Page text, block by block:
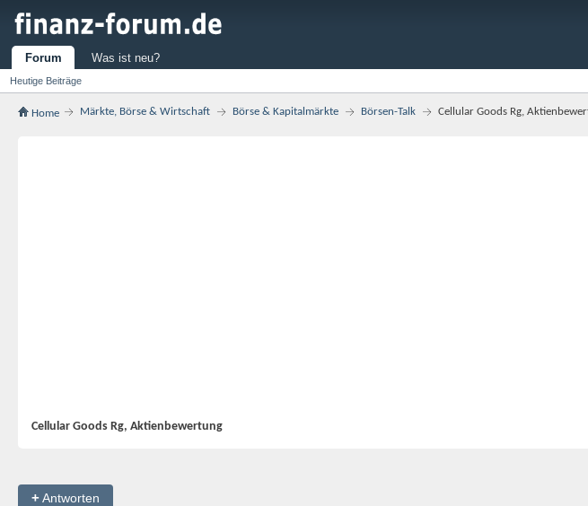
Forum
Heutige Beiträge
Was ist neu?
Home Märkte, Börse & Wirtschaft Börse & Kapitalmärkte Börsen-Talk Cellular Goods Rg,
Cellular Goods Rg, Aktienbewertung
+Antworten